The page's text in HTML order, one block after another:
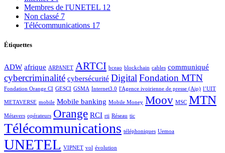
Membres de l'UNETEL 12
Non classé 7
Télécommunications 17
Étiquettes
ADW afrique ARPANET ARTCI bceao blockchain cables communiqué
cybercriminalité cybersécurité Digital Fondation MTN
Fondation Orange CI GESCI GSMA Internet3.0 l'Agence ivoirienne de presse (Aip) l’UIT
METAVERSE mobile Mobile banking Mobile Money Moov MSC MTN
Métavers opérateurs Orange RCI rti Réseau tic
Télécommunications téléphoniques Uemoa
UNETEL VIPNET vol évolution